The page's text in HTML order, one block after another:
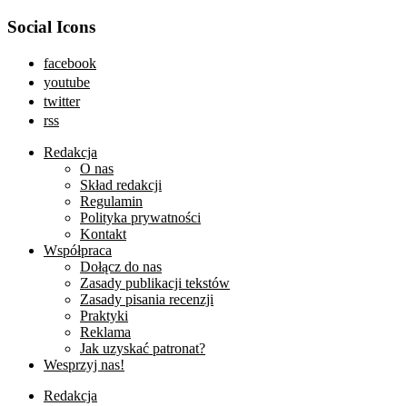
Social Icons
facebook
youtube
twitter
rss
Redakcja
O nas
Skład redakcji
Regulamin
Polityka prywatności
Kontakt
Współpraca
Dołącz do nas
Zasady publikacji tekstów
Zasady pisania recenzji
Praktyki
Reklama
Jak uzyskać patronat?
Wesprzyj nas!
Redakcja